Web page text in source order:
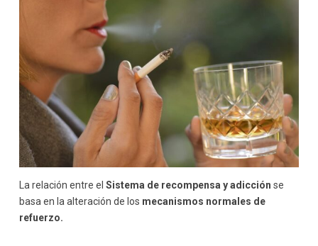
La relación entre el Sistema de recompensa y adicción se
basa en la alteración de los mecanismos normales de
refuerzo.